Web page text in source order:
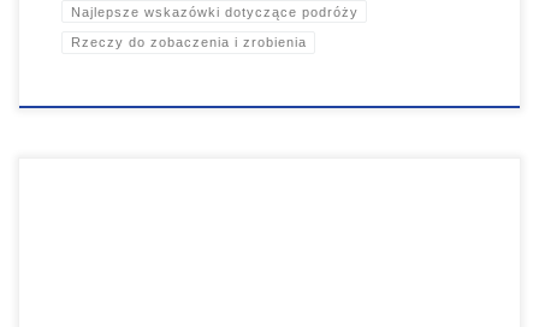
Najlepsze wskazówki dotyczące podróży
Rzeczy do zobaczenia i zrobienia